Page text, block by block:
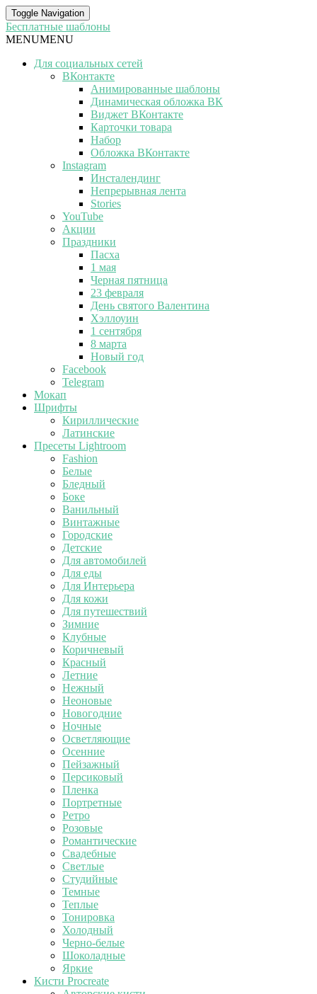
Toggle Navigation
Бесплатные шаблоны
MENUMENU
Для социальных сетей
ВКонтакте
Анимированные шаблоны
Динамическая обложка ВК
Виджет ВКонтакте
Карточки товара
Набор
Обложка ВКонтакте
Instagram
Инсталендинг
Непрерывная лента
Stories
YouTube
Акции
Праздники
Пасха
1 мая
Черная пятница
23 февраля
День святого Валентина
Хэллоуин
1 сентября
8 марта
Новый год
Facebook
Telegram
Мокап
Шрифты
Кириллические
Латинские
Пресеты Lightroom
Fashion
Белые
Бледный
Боке
Ванильный
Винтажные
Городские
Детские
Для автомобилей
Для еды
Для Интерьера
Для кожи
Для путешествий
Зимние
Клубные
Коричневый
Красный
Летние
Нежный
Неоновые
Новогодние
Ночные
Осветляющие
Осенние
Пейзажный
Персиковый
Пленка
Портретные
Ретро
Розовые
Романтические
Свадебные
Светлые
Студийные
Темные
Теплые
Тонировка
Холодный
Черно-белые
Шоколадные
Яркие
Кисти Procreate